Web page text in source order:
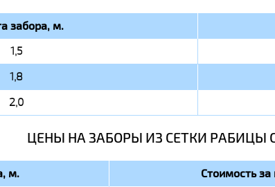
забора, м.
1,5
1,8
2,0
ЦЕНЫ НА ЗАБОРЫ ИЗ СЕТКИ РАБИЦЫ
м. Стоимость за